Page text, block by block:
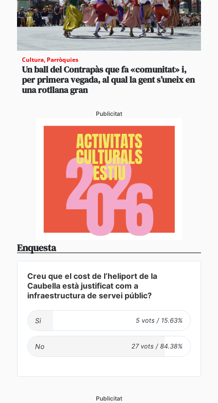
Cultura, Parròquies
Un ball del Contrapàs que fa «comunitat» i,
per primera vegada, al qual la gent s’uneix en
una rotllana gran
Publicitat
Enquesta
Creu que el cost de l’heliport de la
Caubella està justificat com a
infraestructura de servei públic?
Si
No
Publicitat